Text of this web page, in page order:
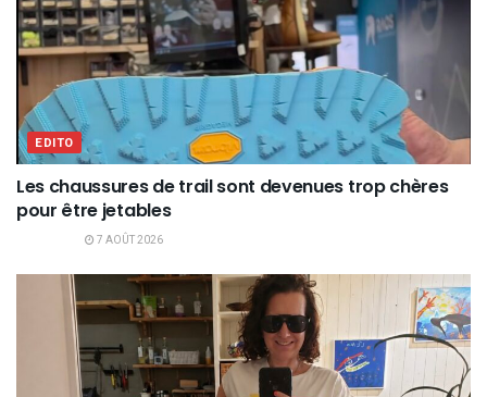
EDITO
Les chaussures de trail sont devenues trop chères
pour être jetables
7 AOÛT 2026